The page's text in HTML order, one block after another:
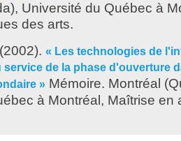
Université du Québec à
des arts.
(2002). « Les technologies de
de la phase d'ouverture
» Mémoire. Montréal
à Montréal, Maîtrise en